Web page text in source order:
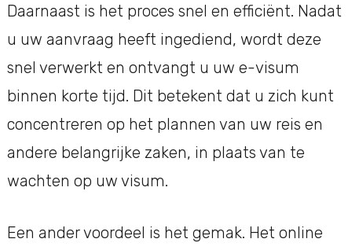
Daarnaast is het proces snel en efficiënt. Nadat
u uw aanvraag heeft ingediend, wordt deze
snel verwerkt en ontvangt u uw e-visum
binnen korte tijd. Dit betekent dat u zich kunt
concentreren op het plannen van uw reis en
andere belangrijke zaken, in plaats van te
wachten op uw visum.
Een ander voordeel is het gemak. Het online